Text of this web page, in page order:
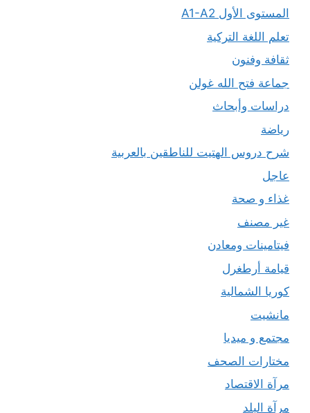
المستوى الأول A1-A2
تعلم اللغة التركية
ثقافة وفنون
جماعة فتح الله غولن
دراسات وأبحاث
رياضة
شرح دروس الهتيت للناطقين بالعربية
عاجل
غذاء و صحة
غير مصنف
فيتامينات ومعادن
قيامة أرطغرل
كوريا الشمالية
مانشيت
مجتمع و ميديا
مختارات الصحف
مرآة الاقتصاد
مرآة البلد